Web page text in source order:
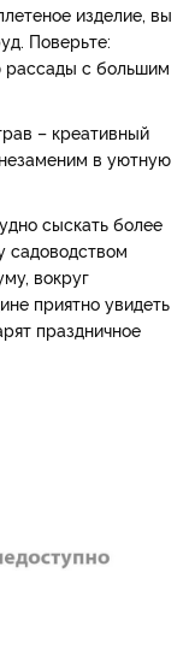
изделие, вы
Поверьте:
рассады с большим
– креативный
в уютную
сыскать более
садоводством
вокруг
приятно увидеть
праздничное